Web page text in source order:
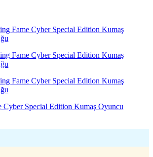
Cyber Special Edition Kumaş Oyuncu